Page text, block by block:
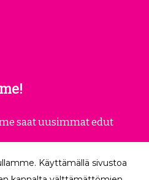
saat uusimmat edut
Käyttämällä sivustoa